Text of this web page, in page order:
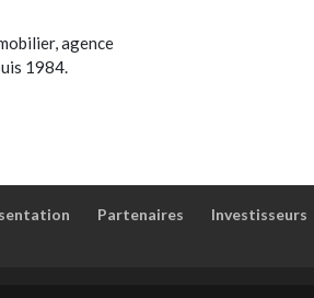
agence
1984.
Partenaires Investisseurs